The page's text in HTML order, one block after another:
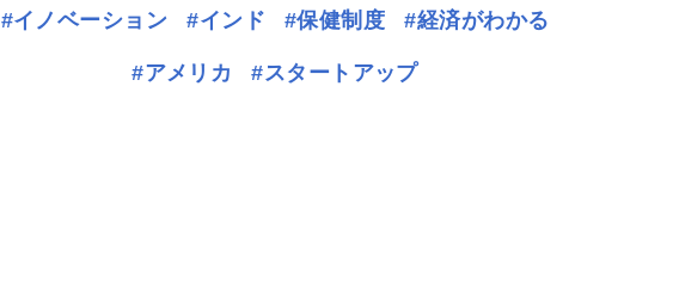
#イノベーション #インド #保健制度 #経済がわかる
#アメリカ #スタートアップ